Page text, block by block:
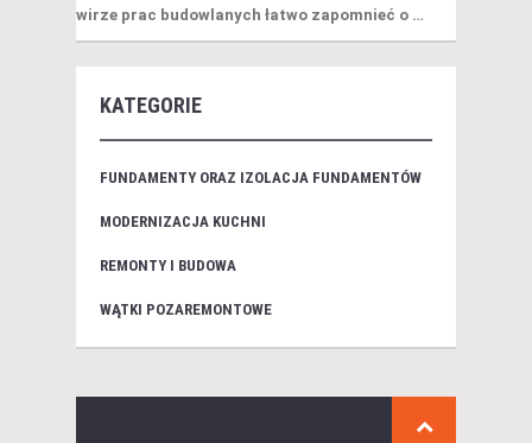
wirze prac budowlanych łatwo zapomnieć o …
KATEGORIE
FUNDAMENTY ORAZ IZOLACJA FUNDAMENTÓW
MODERNIZACJA KUCHNI
REMONTY I BUDOWA
WĄTKI POZAREMONTOWE